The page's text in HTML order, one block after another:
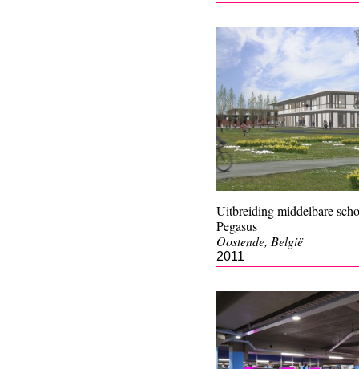
Uitbreiding middelbare
Pegasus
Oostende, België
2011